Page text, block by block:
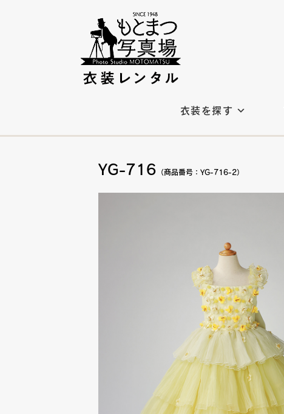
衣装を探す
YG-716 （商品番号：YG-716-2）